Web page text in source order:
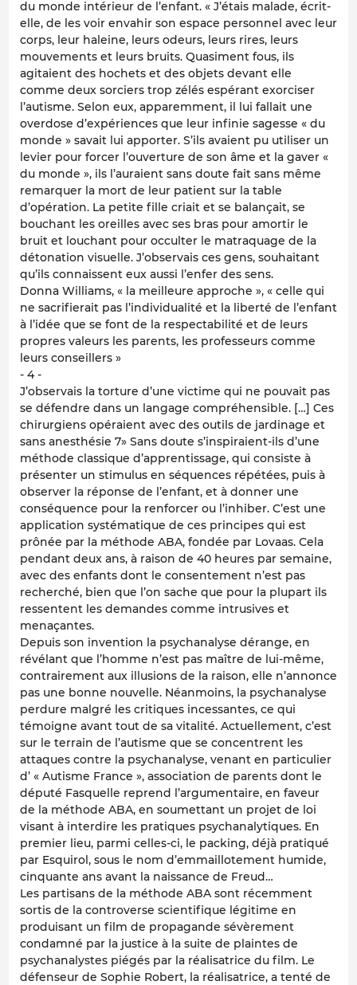
du monde intérieur de l’enfant. « J’étais malade, écrit-
elle, de les voir envahir son espace personnel avec leur
corps, leur haleine, leurs odeurs, leurs rires, leurs
mouvements et leurs bruits. Quasiment fous, ils
agitaient des hochets et des objets devant elle
comme deux sorciers trop zélés espérant exorciser
l’autisme. Selon eux, apparemment, il lui fallait une
overdose d’expériences que leur infinie sagesse « du
monde » savait lui apporter. S’ils avaient pu utiliser un
levier pour forcer l’ouverture de son âme et la gaver «
du monde », ils l’auraient sans doute fait sans même
remarquer la mort de leur patient sur la table
d’opération. La petite fille criait et se balançait, se
bouchant les oreilles avec ses bras pour amortir le
bruit et louchant pour occulter le matraquage de la
détonation visuelle. J’observais ces gens, souhaitant
qu’ils connaissent eux aussi l’enfer des sens.
Donna Williams, « la meilleure approche », « celle qui
ne sacrifierait pas l’individualité et la liberté de l’enfant
à l’idée que se font de la respectabilité et de leurs
propres valeurs les parents, les professeurs comme
leurs conseillers »
- 4 -
J’observais la torture d’une victime qui ne pouvait pas
se défendre dans un langage compréhensible. […] Ces
chirurgiens opéraient avec des outils de jardinage et
sans anesthésie 7» Sans doute s’inspiraient-ils d’une
méthode classique d’apprentissage, qui consiste à
présenter un stimulus en séquences répétées, puis à
observer la réponse de l’enfant, et à donner une
conséquence pour la renforcer ou l’inhiber. C’est une
application systématique de ces principes qui est
prônée par la méthode ABA, fondée par Lovaas. Cela
pendant deux ans, à raison de 40 heures par semaine,
avec des enfants dont le consentement n’est pas
recherché, bien que l’on sache que pour la plupart ils
ressentent les demandes comme intrusives et
menaçantes.
Depuis son invention la psychanalyse dérange, en
révélant que l’homme n’est pas maître de lui-même,
contrairement aux illusions de la raison, elle n’annonce
pas une bonne nouvelle. Néanmoins, la psychanalyse
perdure malgré les critiques incessantes, ce qui
témoigne avant tout de sa vitalité. Actuellement, c’est
sur le terrain de l’autisme que se concentrent les
attaques contre la psychanalyse, venant en particulier
d’ « Autisme France », association de parents dont le
député Fasquelle reprend l’argumentaire, en faveur
de la méthode ABA, en soumettant un projet de loi
visant à interdire les pratiques psychanalytiques. En
premier lieu, parmi celles-ci, le packing, déjà pratiqué
par Esquirol, sous le nom d’emmaillotement humide,
cinquante ans avant la naissance de Freud…
Les partisans de la méthode ABA sont récemment
sortis de la controverse scientifique légitime en
produisant un film de propagande sévèrement
condamné par la justice à la suite de plaintes de
psychanalystes piégés par la réalisatrice du film. Le
défenseur de Sophie Robert, la réalisatrice, a tenté de